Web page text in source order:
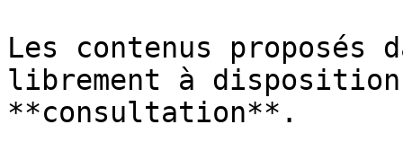
Les contenus proposés
librement à
**consultation**.